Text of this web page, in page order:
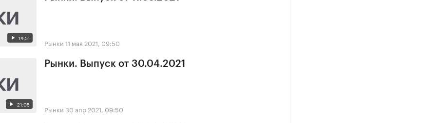
19:51 Рынки 11 мая 2021, 09:50
21:05
Рынки. Выпуск от 30.04.2021
Рынки 30 апр 2021, 09:50